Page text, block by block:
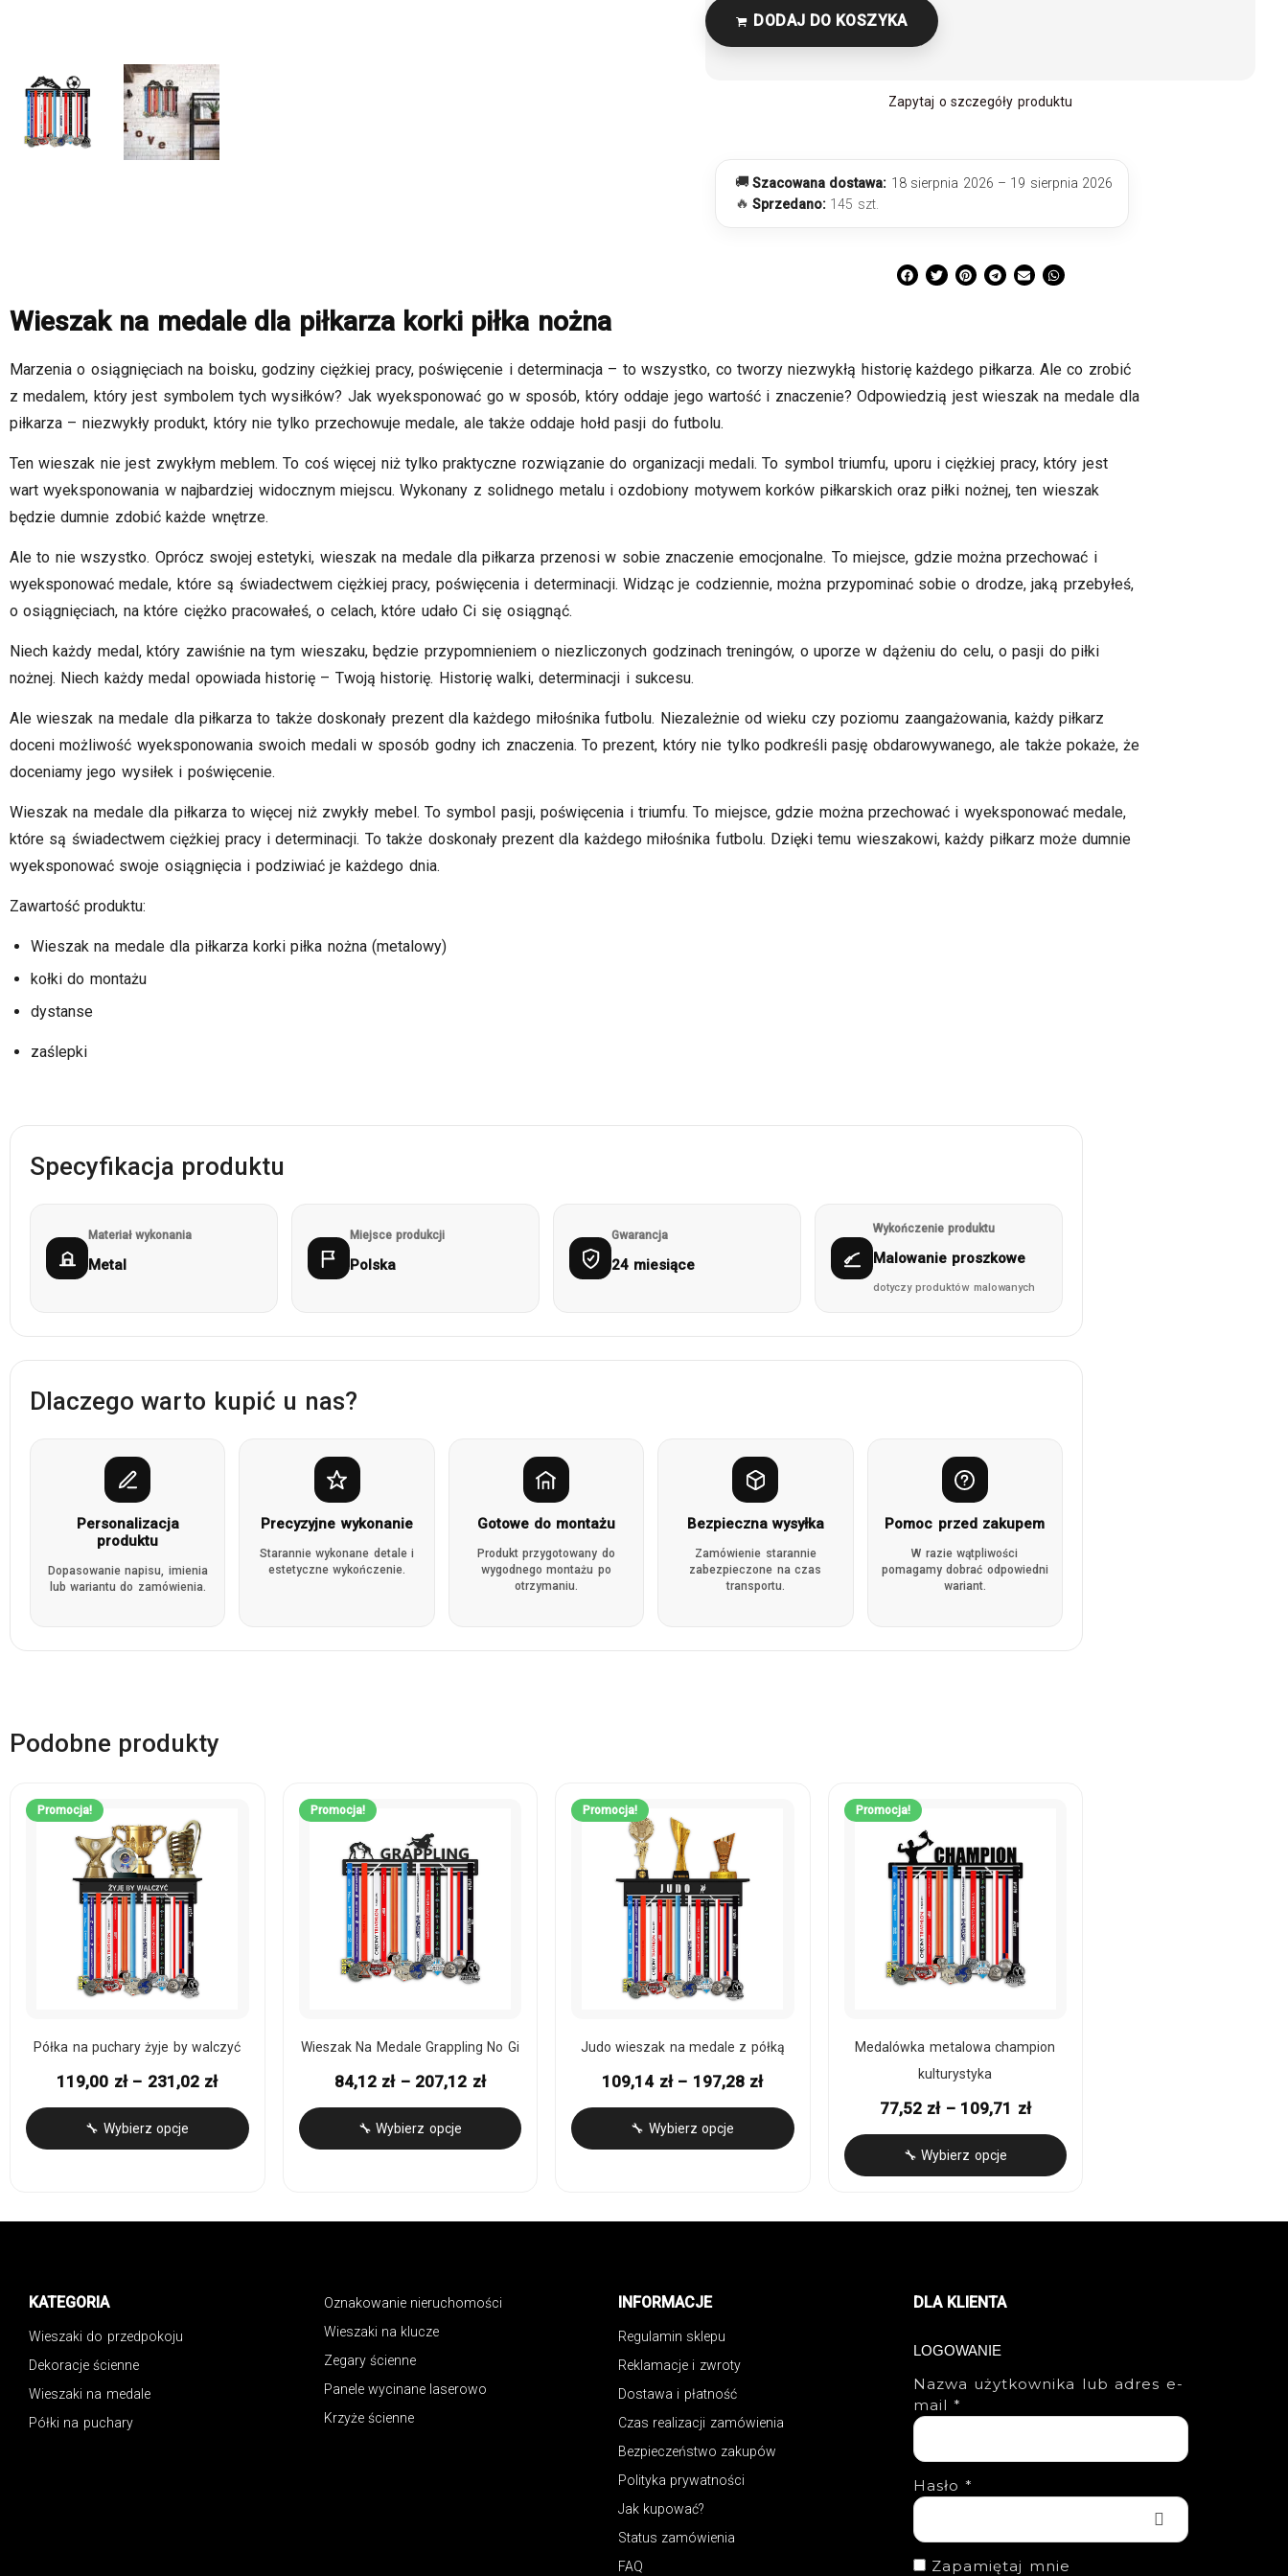
DODAJ DO KOSZYKA
Zapytaj o szczegóły produktu
🚚 Szacowana dostawa: 18 sierpnia 2026 – 19 sierpnia 2026
🔥 Sprzedano: 145 szt.
Wieszak na medale dla piłkarza korki piłka nożna
Marzenia o osiągnięciach na boisku, godziny ciężkiej pracy, poświęcenie i determinacja – to wszystko, co tworzy niezwykłą historię każdego piłkarza. Ale co zrobić
z medalem, który jest symbolem tych wysiłków? Jak wyeksponować go w sposób, który oddaje jego wartość i znaczenie? Odpowiedzią jest wieszak na medale dla
piłkarza – niezwykły produkt, który nie tylko przechowuje medale, ale także oddaje hołd pasji do futbolu.
Ten wieszak nie jest zwykłym meblem. To coś więcej niż tylko praktyczne rozwiązanie do organizacji medali. To symbol triumfu, uporu i ciężkiej pracy, który jest
wart wyeksponowania w najbardziej widocznym miejscu. Wykonany z solidnego metalu i ozdobiony motywem korków piłkarskich oraz piłki nożnej, ten wieszak
będzie dumnie zdobić każde wnętrze.
Ale to nie wszystko. Oprócz swojej estetyki, wieszak na medale dla piłkarza przenosi w sobie znaczenie emocjonalne. To miejsce, gdzie można przechować i
wyeksponować medale, które są świadectwem ciężkiej pracy, poświęcenia i determinacji. Widząc je codziennie, można przypominać sobie o drodze, jaką przebyłeś,
o osiągnięciach, na które ciężko pracowałeś, o celach, które udało Ci się osiągnąć.
Niech każdy medal, który zawiśnie na tym wieszaku, będzie przypomnieniem o niezliczonych godzinach treningów, o uporze w dążeniu do celu, o pasji do piłki
nożnej. Niech każdy medal opowiada historię – Twoją historię. Historię walki, determinacji i sukcesu.
Ale wieszak na medale dla piłkarza to także doskonały prezent dla każdego miłośnika futbolu. Niezależnie od wieku czy poziomu zaangażowania, każdy piłkarz
doceni możliwość wyeksponowania swoich medali w sposób godny ich znaczenia. To prezent, który nie tylko podkreśli pasję obdarowywanego, ale także pokaże, że
doceniamy jego wysiłek i poświęcenie.
Wieszak na medale dla piłkarza to więcej niż zwykły mebel. To symbol pasji, poświęcenia i triumfu. To miejsce, gdzie można przechować i wyeksponować medale,
które są świadectwem ciężkiej pracy i determinacji. To także doskonały prezent dla każdego miłośnika futbolu. Dzięki temu wieszakowi, każdy piłkarz może dumnie
wyeksponować swoje osiągnięcia i podziwiać je każdego dnia.
Zawartość produktu:
Wieszak na medale dla piłkarza korki piłka nożna (metalowy)
kołki do montażu
dystanse
zaślepki
Specyfikacja produktu
Materiał wykonania
Metal
Miejsce produkcji
Polska
Gwarancja
24 miesiące
Wykończenie produktu
Malowanie proszkowe
dotyczy produktów malowanych
Dlaczego warto kupić u nas?
Personalizacja
produktu
Dopasowanie napisu, imienia
lub wariantu do zamówienia.
Precyzyjne wykonanie
Starannie wykonane detale i
estetyczne wykończenie.
Gotowe do montażu
Produkt przygotowany do
wygodnego montażu po
otrzymaniu.
Bezpieczna wysyłka
Zamówienie starannie
zabezpieczone na czas
transportu.
Pomoc przed zakupem
W razie wątpliwości
pomagamy dobrać odpowiedni
wariant.
Podobne produkty
Promocja!
Półka na puchary żyje by walczyć
119,00 zł – 231,02 zł
🔧 Wybierz opcje
Promocja!
Wieszak Na Medale Grappling No Gi
84,12 zł – 207,12 zł
🔧 Wybierz opcje
Promocja!
Judo wieszak na medale z półką
109,14 zł – 197,28 zł
🔧 Wybierz opcje
Promocja!
Medalówka metalowa champion
kulturystyka
77,52 zł – 109,71 zł
🔧 Wybierz opcje
KATEGORIA
Wieszaki do przedpokoju
Dekoracje ścienne
Wieszaki na medale
Półki na puchary
Oznakowanie nieruchomości
Wieszaki na klucze
Zegary ścienne
Panele wycinane laserowo
Krzyże ścienne
INFORMACJE
Regulamin sklepu
Reklamacje i zwroty
Dostawa i płatność
Czas realizacji zamówienia
Bezpieczeństwo zakupów
Polityka prywatności
Jak kupować?
Status zamówienia
FAQ
DLA KLIENTA
LOGOWANIE
Nazwa użytkownika lub adres e-
mail *
Hasło *
Zapamiętaj mnie